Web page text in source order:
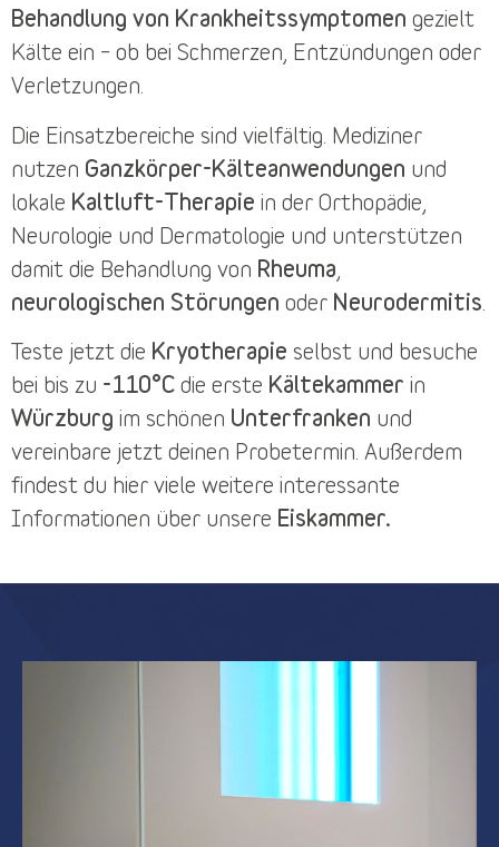
Behandlung von Krankheitssymptomen gezielt
Kälte ein – ob bei Schmerzen, Entzündungen oder
Verletzungen.
Die Einsatzbereiche sind vielfältig. Mediziner
nutzen Ganzkörper-Kälteanwendungen und
lokale Kaltluft-Therapie in der Orthopädie,
Neurologie und Dermatologie und unterstützen
damit die Behandlung von Rheuma
neurologischen Störungen oder Neurodermitis
Teste jetzt die Kryotherapie selbst und besuche
bei bis zu -110°C die erste Kältekammer in
Würzburg im schönen Unterfranken und
vereinbare jetzt deinen Probetermin . Außerdem
findest du hier viele weitere interessante
Informationen über unsere Eiskammer.